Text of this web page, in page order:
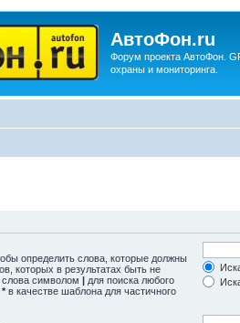
АвтоФон.ru
Форум проекта АвтоФон.
охраны и мониторинга.
определить слова, которые должны
которых в результатах быть не
символом | для поиска любого
* в качестве шаблона для частичного